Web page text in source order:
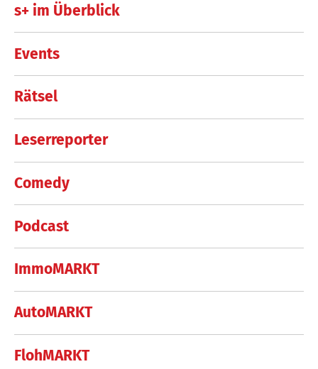
s+ im Überblick
Events
Rätsel
Leserreporter
Comedy
Podcast
ImmoMARKT
AutoMARKT
FlohMARKT